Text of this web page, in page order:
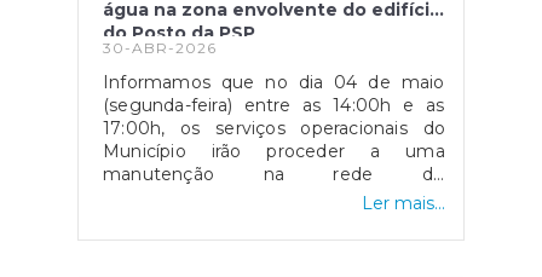
água na zona envolvente do edifício
do Posto da PSP
30-ABR-2026
Informamos que no dia 04 de maio
(segunda-feira) entre as 14:00h e as
17:00h, os serviços operacionais do
Município irão proceder a uma
manutenção na rede de
abastecimento de água (ligação dos
Nova de Famalicão e,
Ler mais...